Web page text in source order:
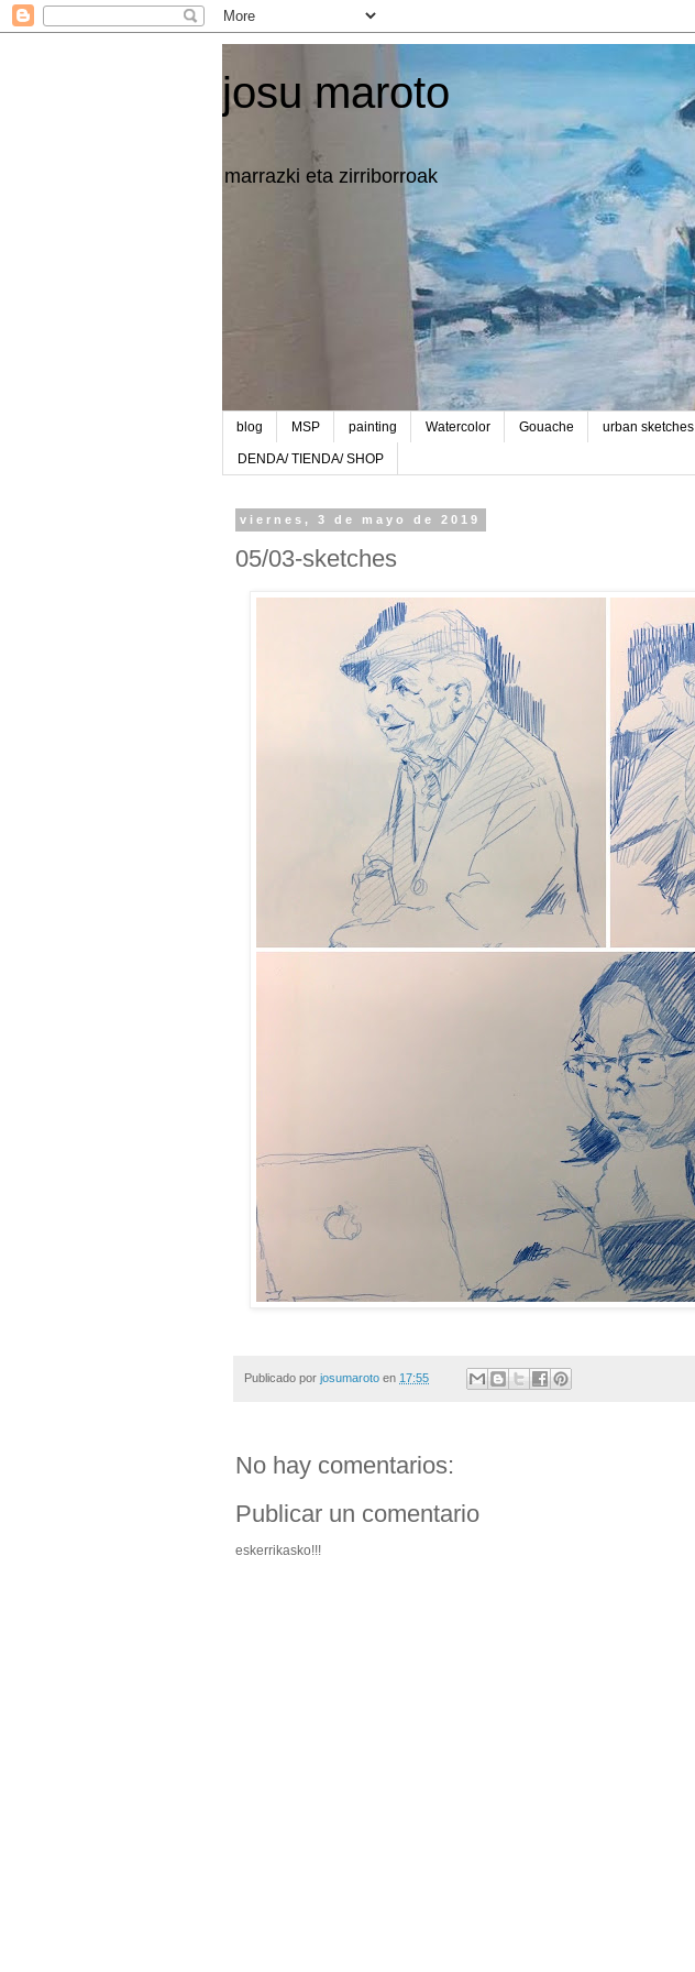
josu maroto
marrazki eta zirriborroak
blog MSP painting Watercolor Gouache urban sketches
DENDA/ TIENDA/ SHOP
viernes, 3 de mayo de 2019
05/03-sketches
Publicado por josumaroto en 17:55
No hay comentarios:
Publicar un comentario
eskerrikasko!!!